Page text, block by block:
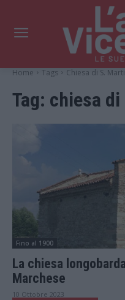
Home Tags Chiesa di S.
Tag: chiesa
Fino al 1900
La chiesa
Marchese
10 Ottobre 2023